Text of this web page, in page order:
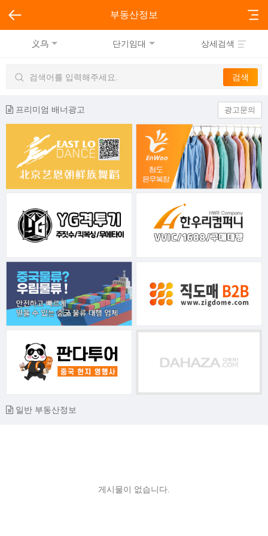
부동산정보
义乌 단기임대 상세검색
프리미엄 배너광고 광고문의
일반 부동산정보
게시물이 없습니다.